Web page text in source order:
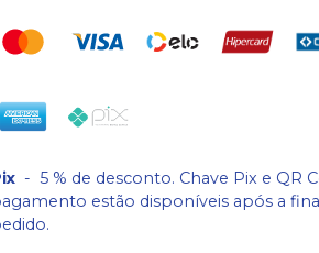
- 5 % de desconto. Chave Pix e QR
estão disponíveis após a